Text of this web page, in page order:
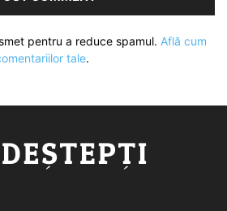
pentru a reduce spamul. Află cum
tale.